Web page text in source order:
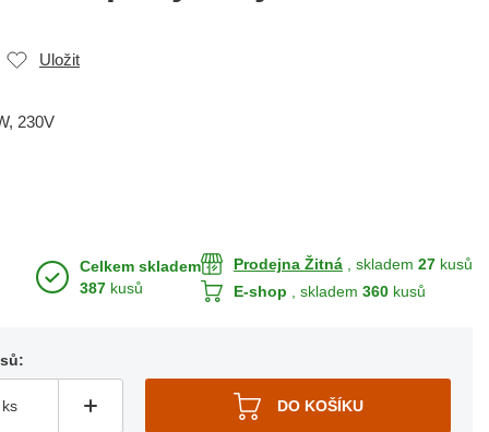
Uložit
230V
Celkem skladem
387 kusů
Prodejna Žitná , skladem 27 kusů
E-shop
, skladem 360 kusů